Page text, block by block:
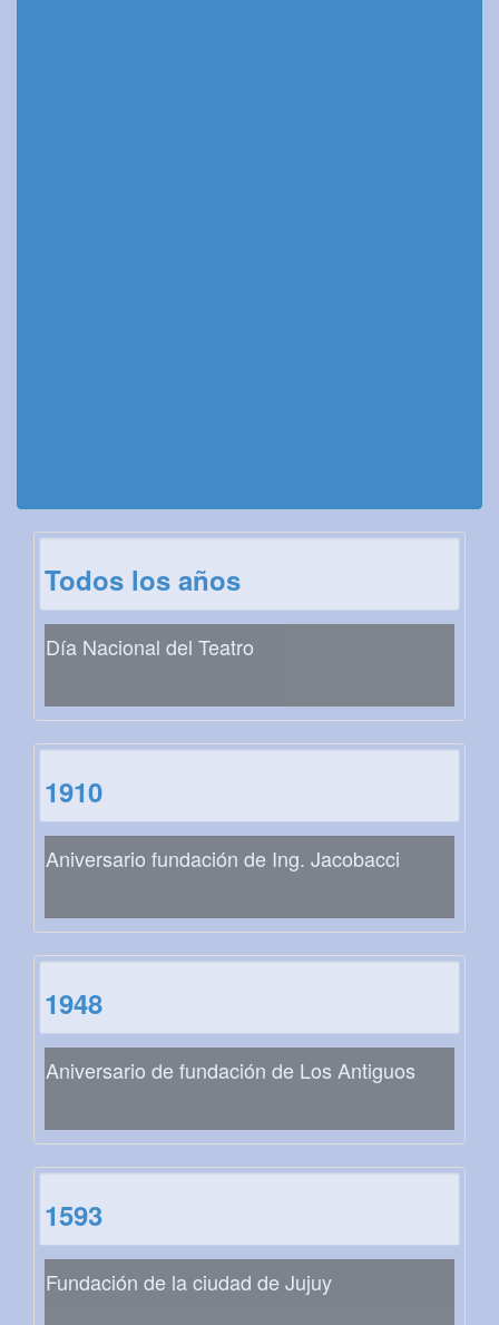
Todos los años
Día Nacional del Teatro
1910
Aniversario fundación de Ing. Jacobacci
1948
Aniversario de fundación de Los Antiguos
1593
Fundación de la ciudad de Jujuy